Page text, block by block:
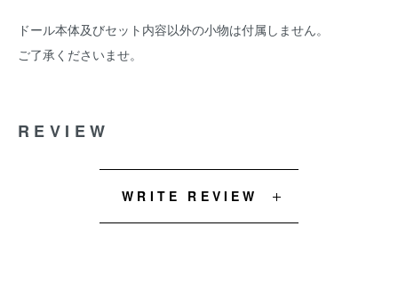
ドール本体及びセット内容以外の小物は付属しません。
ご了承くださいませ。
REVIEW
WRITE REVIEW